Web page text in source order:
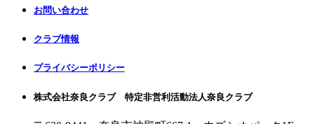
お問い合わせ
クラブ情報
プライバシーポリシー
株式会社奈良クラブ 特定非営利活動法人奈良クラブ